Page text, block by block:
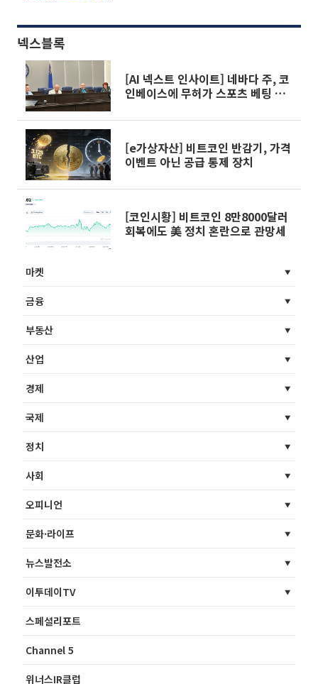
넥스블록
[AI 넥스트 인사이트] 네바다 주, 코
인베이스에 무허가 스포츠 베팅 소
[e가상자산] 비트코인 반감기, 가격
이벤트 아닌 공급 통제 장치
[코인시황] 비트코인 8만8000달러
회복에도 美 정치 혼란으로 관망세
마켓
금융
부동산
산업
경제
국제
정치
사회
오피니언
문화·라이프
뉴스발전소
이투데이TV
스페셜리포트
Channel 5
위너스IR클럽